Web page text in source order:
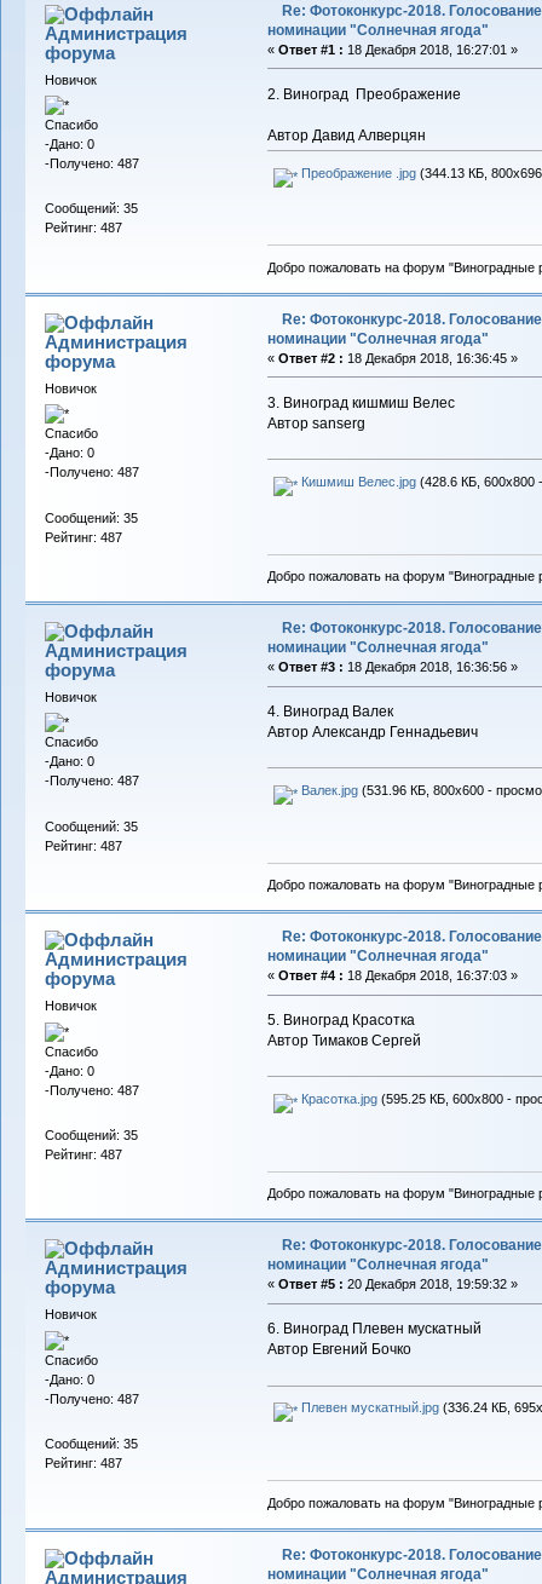
Администрация
форума
Новичок
Спасибо
-Дано: 0
-Получено: 487
Сообщений: 35
Рейтинг: 487
Re: Фотоконкурс-2018.
номинации "Солнечная ягода"
« Ответ #1 : 18 Декабря 2018, 16:27:01 »
2. Виноград Преображение
Автор Давид Алверцян
Преображение .jpg(344.13 КБ,
Добро пожаловать на форум "Виноградные
Администрация
форума
Новичок
Спасибо
-Дано: 0
-Получено: 487
Сообщений: 35
Рейтинг: 487
Re: Фотоконкурс-2018.
номинации "Солнечная ягода"
« Ответ #2 : 18 Декабря 2018, 16:36:45 »
3. Виноград кишмиш Велес
Автор sanserg
Кишмиш Велес.jpg(428.6 КБ, 600x800
Добро пожаловать на форум "Виноградные
Администрация
форума
Новичок
Спасибо
-Дано: 0
-Получено: 487
Сообщений: 35
Рейтинг: 487
Re: Фотоконкурс-2018.
номинации "Солнечная ягода"
« Ответ #3 : 18 Декабря 2018, 16:36:56 »
4. Виноград Валек
Автор Александр Геннадьевич
Валек.jpg(531.96 КБ, 800x600 -
Добро пожаловать на форум "Виноградные
Администрация
форума
Новичок
Спасибо
-Дано: 0
-Получено: 487
Сообщений: 35
Рейтинг: 487
Re: Фотоконкурс-2018.
номинации "Солнечная ягода"
« Ответ #4 : 18 Декабря 2018, 16:37:03 »
5. Виноград Красотка
Автор Тимаков Сергей
Красотка.jpg(595.25 КБ, 600x800 -
Добро пожаловать на форум "Виноградные
Администрация
форума
Новичок
Спасибо
-Дано: 0
-Получено: 487
Сообщений: 35
Рейтинг: 487
Re: Фотоконкурс-2018.
номинации "Солнечная ягода"
« Ответ #5 : 20 Декабря 2018, 19:59:32 »
6. Виноград Плевен мускатный
Автор Евгений Бочко
Плевен мускатный.jpg(336.24 КБ,
Добро пожаловать на форум "Виноградные
Администрация
Re: Фотоконкурс-2018.
номинации "Солнечная ягода"